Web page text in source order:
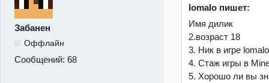
Забанен
Оффлайн
Сообщений: 68
lomalo пишет:
Имя дилик
2.возраст 18
3. Ник в игре lomalo
4. Стаж игры в
5. Хорошо ли вы